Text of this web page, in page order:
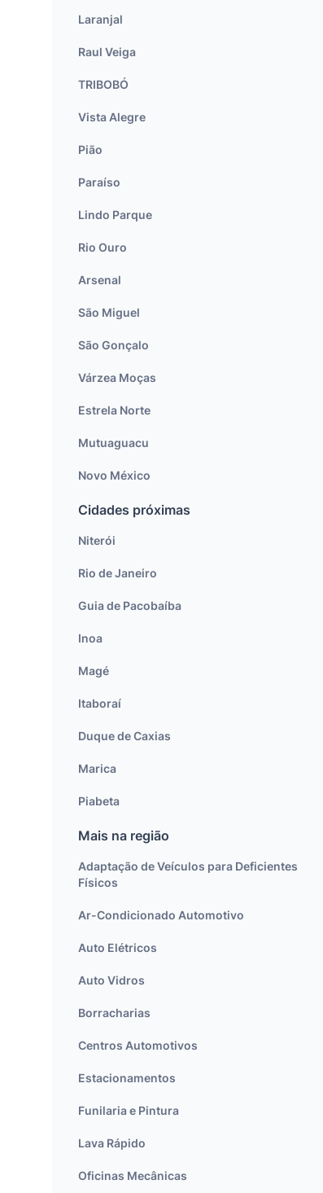
Laranjal
Raul Veiga
TRIBOBÓ
Vista Alegre
Pião
Paraíso
Lindo Parque
Rio Ouro
Arsenal
São Miguel
São Gonçalo
Várzea Moças
Estrela Norte
Mutuaguacu
Novo México
Cidades próximas
Niterói
Rio de Janeiro
Guia de Pacobaíba
Inoa
Magé
Itaboraí
Duque de Caxias
Marica
Piabeta
Mais na região
Adaptação de Veículos para Deficientes
Físicos
Ar-Condicionado Automotivo
Auto Elétricos
Auto Vidros
Borracharias
Centros Automotivos
Estacionamentos
Funilaria e Pintura
Lava Rápido
Oficinas Mecânicas